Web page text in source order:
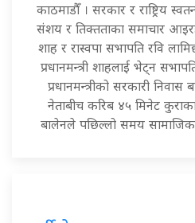
काठमाडौँ । सरकार र राष्ट्रिय
संशय र तिक्तताका समाचार
शाह र रास्वपा सभापति रवि
प्रधानमन्त्री शाहलाई भेट्न
प्रधानमन्त्रीको सरकारी
नेताबीच करिब ४५ मिनेट
बालेनले पछिल्लो समय